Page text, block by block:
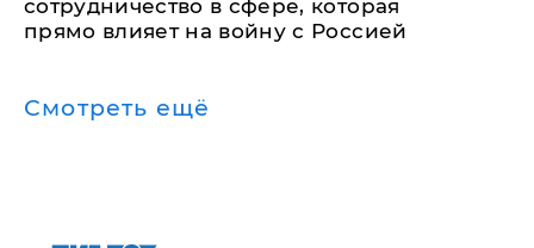
сотрудничество в сфере, которая
прямо влияет на войну с Россией
Смотреть ещё